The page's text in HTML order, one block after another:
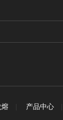
熔 | 产品中心